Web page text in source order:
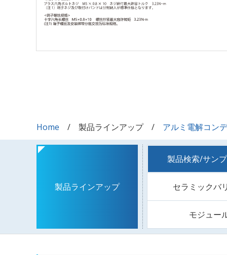
Home 製品ラインアップ アルミ電解コン
製品ラインアップ
製品検索/サン
セラミックバ
モジュー